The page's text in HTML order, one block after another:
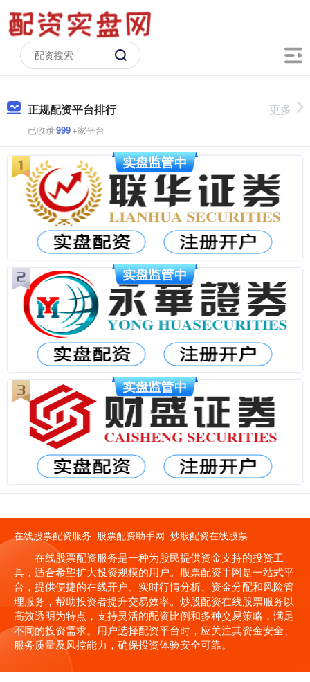
正规配资平台排行
已收录999+家平台
更多
在线股票配资服务_股票配资助手网_炒股配资在线股票
在线股票配资服务是一种为股民提供资金支持的投资工
具，适合希望扩大投资规模的用户。股票配资手网是一站式平
台，提供便捷的在线开户、实时行情分析、资金分配和风险管
理服务，帮助投资者提升交易效率。炒股配资在线股票服务以
高效透明为特点，支持灵活的配资比例和多种交易策略，满足
不同的投资需求。用户选择配资平台时，应关注其资金安全、
服务质量及风控能力，确保投资体验安全可靠。